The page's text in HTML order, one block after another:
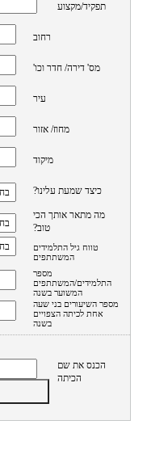
תפקיד/מקצוע
רחוב
מס' דירה/ חדר וכו'
עיר
מחוז/ אזור
מיקוד
כיצד שמעת עלינו?
מה מתאר אותך הכי
טוב?
טווח גיל התלמידים
המשתתפים
מספר
התלמידים/המשתתפים
המשוער בשנה
מספר השיעורים בני שעה
אחת לכיתה הצפויים
בשנה
הכנס את שם
הכיתה